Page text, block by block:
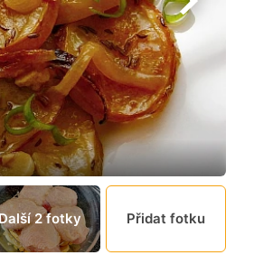
2 fotky Přidat fotku